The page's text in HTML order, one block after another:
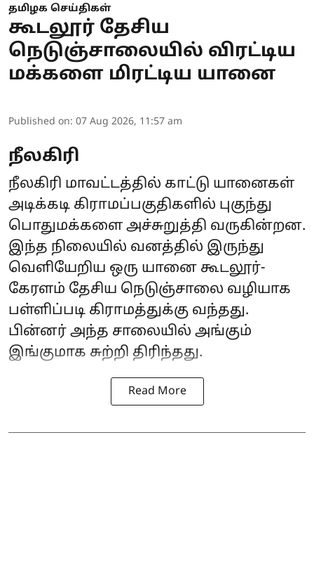
தமிழக செய்திகள்
கூடலூர் தேசிய
நெடுஞ்சாலையில் விரட்டிய
மக்களை மிரட்டிய யானை
Published on: 07 Aug 2026, 11:57 am
நீலகிரி
நீலகிரி மாவட்டத்தில் காட்டு யானைகள்
அடிக்கடி கிராமப்பகுதிகளில் புகுந்து
பொதுமக்களை அச்சுறுத்தி வருகின்றன.
இந்த நிலையில் வனத்தில் இருந்து
வெளியேறிய ஒரு யானை கூடலூர்-
கேரளம் தேசிய நெடுஞ்சாலை வழியாக
பள்ளிப்படி கிராமத்துக்கு வந்தது.
பின்னர் அந்த சாலையில் அங்கும்
இங்குமாக சுற்றி திரிந்தது.
Read More